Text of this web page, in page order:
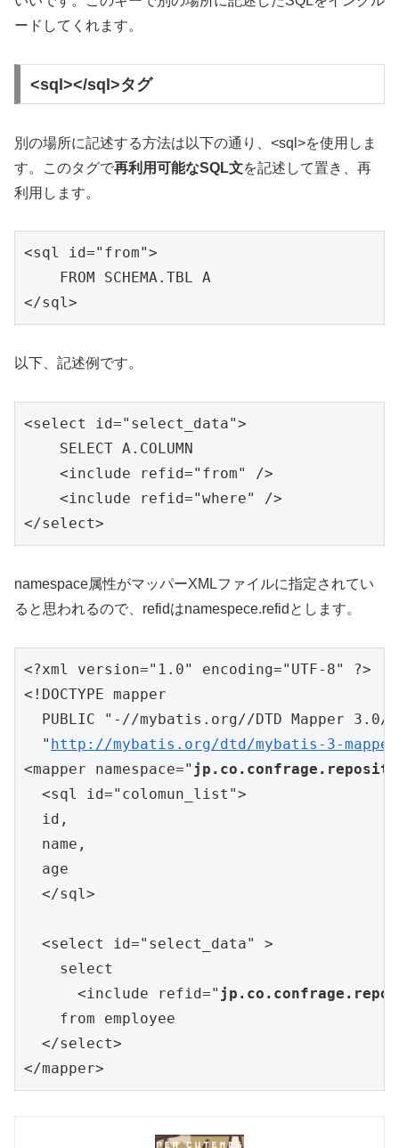
ードしてくれます。
<sql></sql>タグ
別の場所に記述する方法は以下の通り、<sql>を使用しま
す。このタグで再利用可能なSQL文を記述して置き、再
利用します。
<sql id="from">
    FROM SCHEMA.TBL A
</sql>
以下、記述例です。
<select id="select_data">
    SELECT A.COLUMN
    <include refid="from" />
    <include refid="where" />
</select>
namespace属性がマッパーXMLファイルに指定されてい
ると思われるので、refidはnamespece.refidとします。
<?xml version="1.0" encoding="UTF-8" ?>
<!DOCTYPE mapper
PUBLIC "-//mybatis.org//DTD Mapper
  "
http://mybatis.org/dtd/mybatis-3-
<mapper namespace="
  <sql id="colomun_list">
  id,
  name,
  age
  </sql>
  <select id="select_data" >
    select
      <include refid="
    from employee
  </select>
</mapper>